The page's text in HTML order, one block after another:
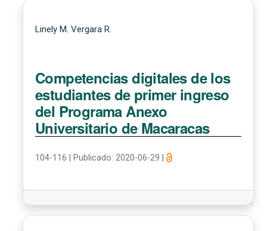
Linely M. Vergara R.
Competencias digitales de los
estudiantes de primer ingreso
del Programa Anexo
Universitario de Macaracas
104-116 Publicado: 2020-06-29